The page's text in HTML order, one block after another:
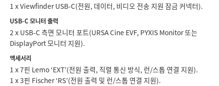
1 x Viewfinder USB-C(전원, 데이터, 비디오 전송 지원 잠금 커넥터).
USB-C 모니터 출력
2 x USB-C 측면 모니터 포트(URSA Cine EVF, PYXIS Monitor 또는
DisplayPort 모니터 지원).
액세서리
1 x 7핀 Lemo ‘EXT’(전원 출력, 직렬 통신 방식, 런/스톱 연결 지원).
1 x 3핀 Fischer ‘RS’(전원 출력 및 런/스톱 연결 지원).